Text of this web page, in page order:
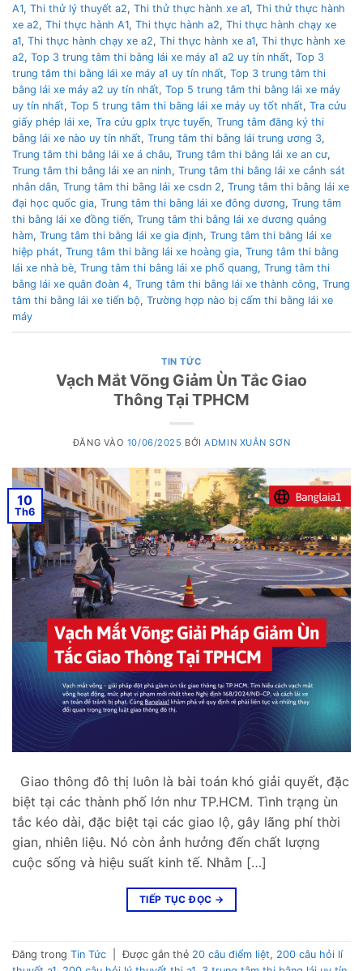
A1, Thi thử lý thuyết a2, Thi thử thực hành xe a1, Thi thử thực hành
xe a2, Thi thực hành A1, Thi thực hành a2, Thi thực hành chạy xe
a1, Thi thực hành chạy xe a2, Thi thực hành xe a1, Thi thực hành xe
a2, Top 3 trung tâm thi bằng lái xe máy a1 a2 uy tín nhất, Top 3
trung tâm thi bằng lái xe máy a1 uy tín nhất, Top 3 trung tâm thi
bằng lái xe máy a2 uy tín nhất, Top 5 trung tâm thi bằng lái xe máy
uy tín nhất, Top 5 trung tâm thi bằng lái xe máy uy tốt nhất, Tra cứu
giấy phép lái xe, Tra cứu gplx trực tuyến, Trung tâm đăng ký thi
bằng lái xe nào uy tín nhất, Trung tâm thi bằng lái trung ương 3,
Trung tâm thi bằng lái xe á châu, Trung tâm thi bằng lái xe an cư,
Trung tâm thi bằng lái xe an ninh, Trung tâm thi bằng lái xe cảnh sát
nhân dân, Trung tâm thi bằng lái xe csdn 2, Trung tâm thi bằng lái xe
đại học quốc gia, Trung tâm thi bằng lái xe đông dương, Trung tâm
thi bằng lái xe đồng tiến, Trung tâm thi bằng lái xe dương quảng
hàm, Trung tâm thi bằng lái xe gia định, Trung tâm thi bằng lái xe
hiệp phát, Trung tâm thi bằng lái xe hoàng gia, Trung tâm thi bằng
lái xe nhà bè, Trung tâm thi bằng lái xe phổ quang, Trung tâm thi
bằng lái xe quân đoàn 4, Trung tâm thi bằng lái xe thành công, Trung
tâm thi bằng lái xe tiến bộ, Trường hợp nào bị cấm thi bằng lái xe
máy
TIN TỨC
Vạch Mắt Võng Giảm Ùn Tắc Giao
Thông Tại TPHCM
ĐĂNG VÀO 10/06/2025 BỞIADMIN XUÂN SƠN
10
Th6
Giao thông đô thị luôn là bài toán khó giải quyết, đặc
biệt tại các thành phố lớn như TP.HCM. Tình trạng ùn
tắc kéo dài, đặc biệt tại các giao lộ, gây lãng phí thời
gian, nhiên liệu. Nó còn ảnh hưởng đến chất lượng
cuộc sống và hiệu suất kinh tế. Nhằm […]
TIẾP TỤC ĐỌC →
Đăng trong Tin Tức Được gắn thẻ 20 câu điểm liệt, 200 câu hỏi lí